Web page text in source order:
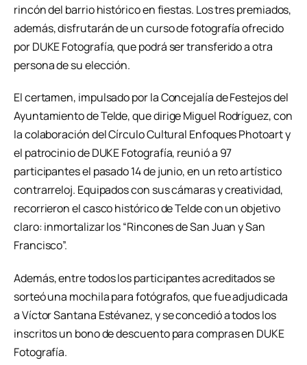
rincón del barrio histórico en fiestas. Los tres premiados,
además, disfrutarán de un curso de fotografía ofrecido
por DUKE Fotografía, que podrá ser transferido a otra
persona de su elección.
El certamen, impulsado por la Concejalía de Festejos del
Ayuntamiento de Telde, que dirige Miguel Rodríguez, con
la colaboración del Círculo Cultural Enfoques Photoart y
el patrocinio de DUKE Fotografía, reunió a 97
participantes el pasado 14 de junio, en un reto artístico
contrarreloj. Equipados con sus cámaras y creatividad,
recorrieron el casco histórico de Telde con un objetivo
claro: inmortalizar los “Rincones de San Juan y San
Francisco”.
Además, entre todos los participantes acreditados se
sorteó una mochila para fotógrafos, que fue adjudicada
a Víctor Santana Estévanez, y se concedió a todos los
inscritos un bono de descuento para compras en DUKE
Fotografía.